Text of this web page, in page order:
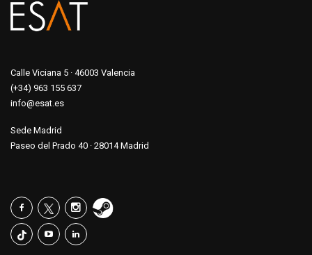
Calle Viciana 5 · 46003 Valencia
(+34) 963 155 637
info@esat.es
Sede Madrid
Paseo del Prado 40 · 28014 Madrid